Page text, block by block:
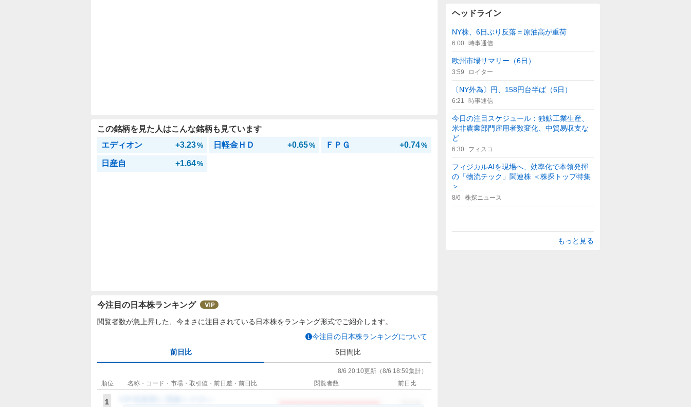
この銘柄を見た人はこんな銘柄も見ています
エディオン
+3.23% 日軽金ＨＤ +0.65% ＦＰＧ +0.74%
日産自 +1.64%
今注目の日本株ランキング
閲覧者数が急上昇した、今まさに注目されている日本株をランキング形式でご紹介します。
今注目の日本株ランキングについて
前日比
5日間比
8/6 20:10更新 （8/6 18:59集計）
順位
名称・コード・市場・取引値・前日差・前日比 閲覧者数 前日比
1
ヘッドライン
NY株、6日ぶり反落＝原油高が重荷
6:00 時事通信
欧州市場サマリー（6日）
3:59 ロイター
〔NY外為〕円、158円台半ば（6日）
6:21 時事通信
今日の注目スケジュール：独鉱工業生産、
米非農業部門雇用者数変化、中貿易収支な
ど
6:30 フィスコ
フィジカルAIを現場へ、効率化で本領発揮
の「物流テック」関連株 ＜株探トップ特集
＞
8/6 株探ニュース
もっと見る